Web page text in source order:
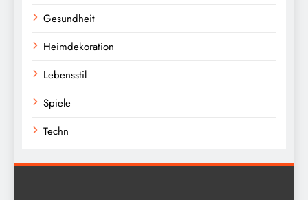
Gesundheit
Heimdekoration
Lebensstil
Spiele
Techn